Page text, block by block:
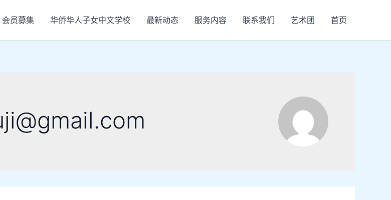
会员募集 华侨华人子女中文学校 最新动态 服务内容 联系我们 艺术团 首页